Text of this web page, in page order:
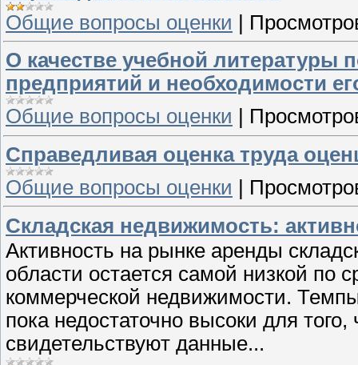
Общие вопросы оценки |
О качестве учебной литературы
предприятий и необходимости
Общие вопросы оценки
Справедливая оценка труда
Общие вопросы оценки
Складская недвижимость:
Активность на рынке аренды
области остается самой низкой по
коммерческой недвижимости.
пока недостаточно высоки для
свидетельствуют данные...